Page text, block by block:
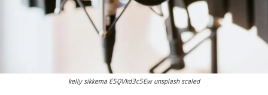
kelly sikkema E5QVkd3c5Ew unsplash scaled